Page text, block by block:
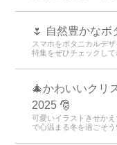
🌷 自然豊かなボ
スマホをボタニカルデ
特集をぜひチェックして
🎄かわいいクリ
2025 🎅
可愛いイラストきせか
で心温まる冬を過ごそう